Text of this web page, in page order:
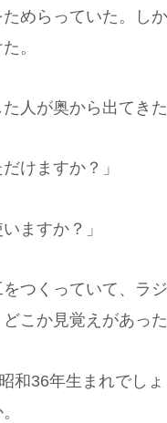
めらっていた。し
。
人が奥から出てき
けますか？」
ますか？」
をつくっていて、ラ
こか見覚えがあった
和36年生まれでし